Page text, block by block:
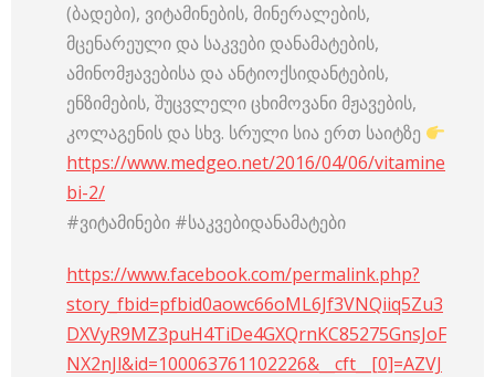
(ბადები), ვიტამინების, მინერალების,
მცენარეული და საკვები დანამატების,
ამინომჟავებისა და ანტიოქსიდანტების,
ენზიმების, შუცვლელი ცხიმოვანი მჟავების,
კოლაგენის და სხვ. სრული სია ერთ საიტზე
https://www.medgeo.net/2016/04/06/vitamine
bi-2/
#ვიტამინები #საკვებიდანამატები
https://www.facebook.com/permalink.php?
story_fbid=pfbid0aowc66oML6Jf3VNQiiq5Zu3
DXVyR9MZ3puH4TiDe4GXQrnKC85275GnsJoF
NX2nJl&id=100063761102226&__cft__[0]=AZVJ